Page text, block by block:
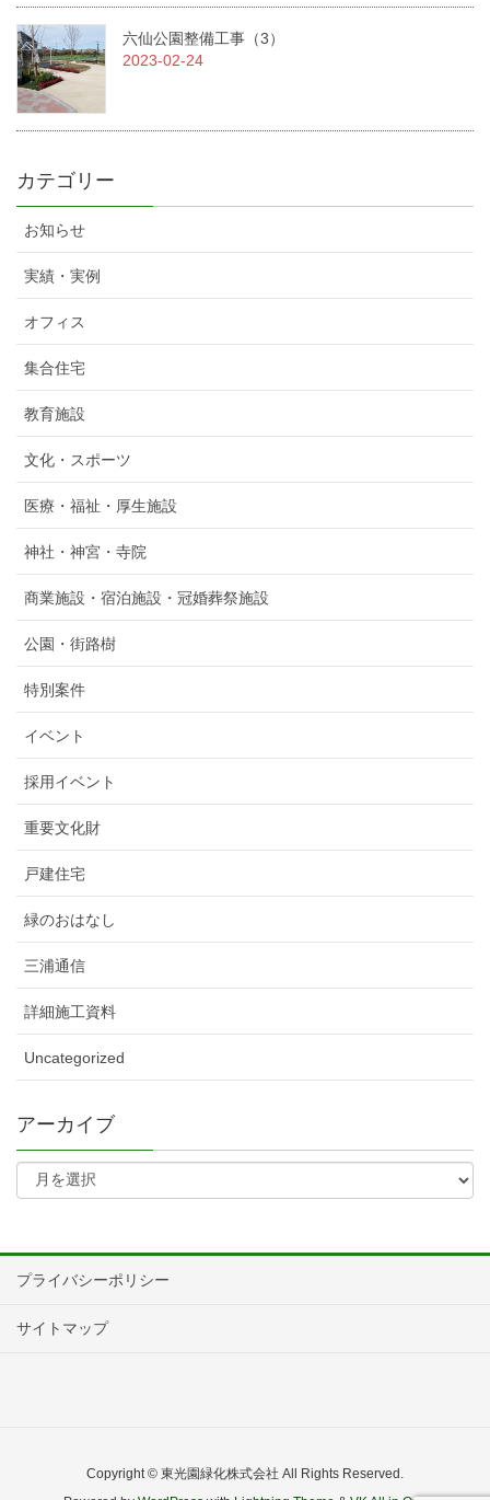
六仙公園整備工事（3）
2023-02-24
カテゴリー
お知らせ
実績・実例
オフィス
集合住宅
教育施設
文化・スポーツ
医療・福祉・厚生施設
神社・神宮・寺院
商業施設・宿泊施設・冠婚葬祭施設
公園・街路樹
特別案件
イベント
採用イベント
重要文化財
戸建住宅
緑のおはなし
三浦通信
詳細施工資料
Uncategorized
アーカイブ
プライバシーポリシー
サイトマップ
Copyright © 東光園緑化株式会社 All Rights Reserved.